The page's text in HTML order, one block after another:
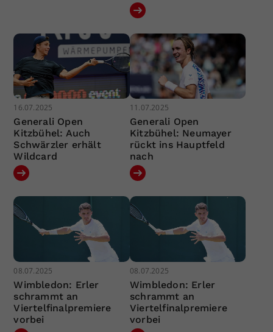
16.07.2025
Generali Open
Kitzbühel: Auch
Schwärzler erhält
Wildcard
11.07.2025
Generali Open
Kitzbühel: Neumayer
rückt ins Hauptfeld
nach
08.07.2025
Wimbledon: Erler
schrammt an
Viertelfinalpremiere
vorbei
08.07.2025
Wimbledon: Erler
schrammt an
Viertelfinalpremiere
vorbei